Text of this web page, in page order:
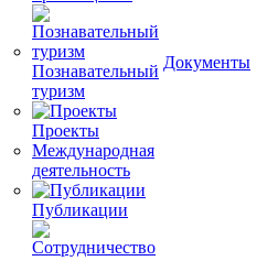
Познавательный
туризм
Проекты
Международная
деятельность
Публикации
Документы